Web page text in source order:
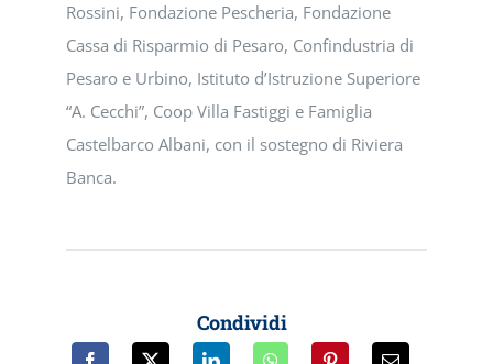
Rossini, Fondazione Pescheria, Fondazione
Cassa di Risparmio di Pesaro, Confindustria di
Pesaro e Urbino, Istituto d’Istruzione Superiore
“A. Cecchi”, Coop Villa Fastiggi e Famiglia
Castelbarco Albani, con il sostegno di Riviera
Banca.
Condividi